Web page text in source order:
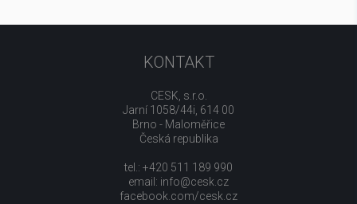
KONTAKT
CESK, s.r.o.
Jarní 1058/44i, 614 00
Brno - Maloměřice
Česká republika
tel.: +420 511 189 990
email: info@cesk.cz
facebook.com/cesk.cz